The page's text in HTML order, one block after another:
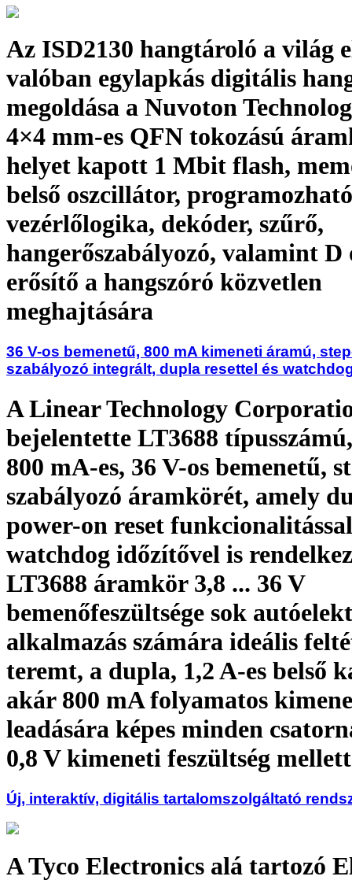
Az ISD2130 hangtároló a világ
valóban egylapkás digitális
megoldása a Nuvoton
4×4 mm-es QFN tokozású
helyet kapott 1 Mbit flash,
belső oszcillátor, programozható
vezérlőlogika, dekóder, szűrő,
hangerőszabályozó, valamint D
erősítő a hangszóró közvetlen
meghajtására
36 V-os bemenetű, 800 mA kimeneti áramú,
szabályozó integrált, dupla resettel és
A Linear Technology
bejelentette LT3688
800 mA-es, 36 V-os bemenetű,
szabályozó áramkörét, amely
power-on reset
watchdog időzítővel is
LT3688 áramkör 3,8 ... 36 V
bemenőfeszültsége sok
alkalmazás számára ideális
teremt, a dupla, 1,2 A-es belső
akár 800 mA folyamatos
leadására képes minden
0,8 V kimeneti feszültség
Új, interaktív, digitális tartalomszolgáltató
A Tyco Electronics alá tartozó